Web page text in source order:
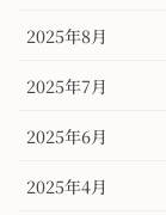
2025年8月
2025年7月
2025年6月
2025年4月